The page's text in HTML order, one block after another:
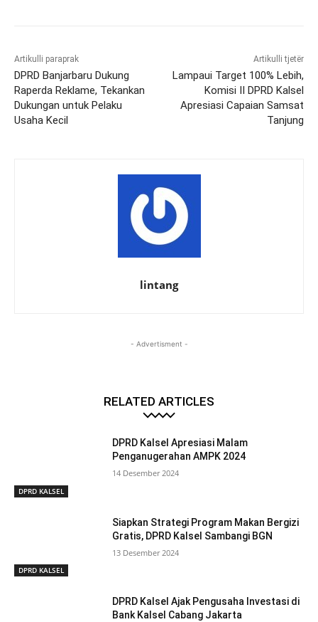
Artikulli paraprak
DPRD Banjarbaru Dukung
Raperda Reklame, Tekankan
Dukungan untuk Pelaku
Usaha Kecil
Artikulli tjetër
Lampaui Target 100% Lebih,
Komisi II DPRD Kalsel
Apresiasi Capaian Samsat
Tanjung
lintang
- Advertisment -
RELATED ARTICLES
DPRD KALSEL
DPRD Kalsel Apresiasi Malam
Penganugerahan AMPK 2024
14 Desember 2024
DPRD KALSEL
Siapkan Strategi Program Makan Bergizi
Gratis, DPRD Kalsel Sambangi BGN
13 Desember 2024
DPRD Kalsel Ajak Pengusaha Investasi di
Bank Kalsel Cabang Jakarta